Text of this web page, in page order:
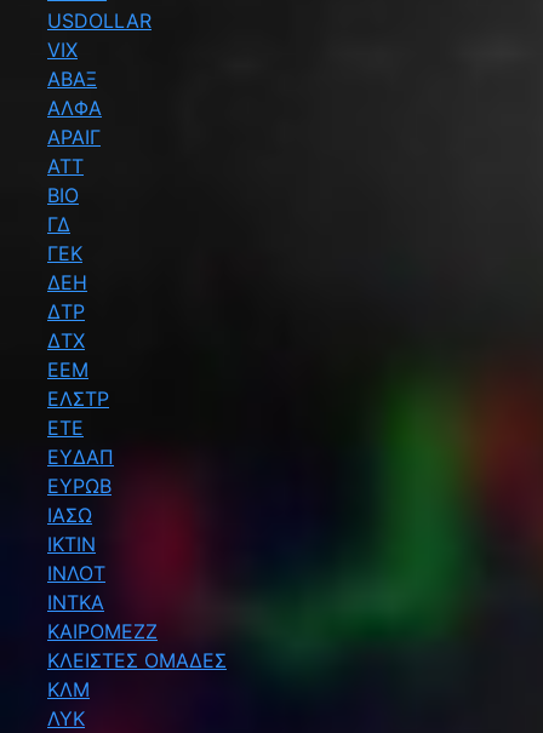
USDOLLAR
VIX
ΑΒΑΞ
ΑΛΦΑ
ΑΡΑΙΓ
ΑΤΤ
ΒΙΟ
ΓΔ
ΓΕΚ
ΔΕΗ
ΔΤΡ
ΔΤΧ
ΕΕΜ
ΕΛΣΤΡ
ΕΤΕ
ΕΥΔΑΠ
ΕΥΡΩΒ
ΙΑΣΩ
ΙΚΤΙΝ
ΙΝΛΟΤ
ΙΝΤΚΑ
ΚΑΙΡΟΜΕΖΖ
ΚΛΕΙΣΤΕΣ ΟΜΑΔΕΣ
ΚΛΜ
ΛΥΚ